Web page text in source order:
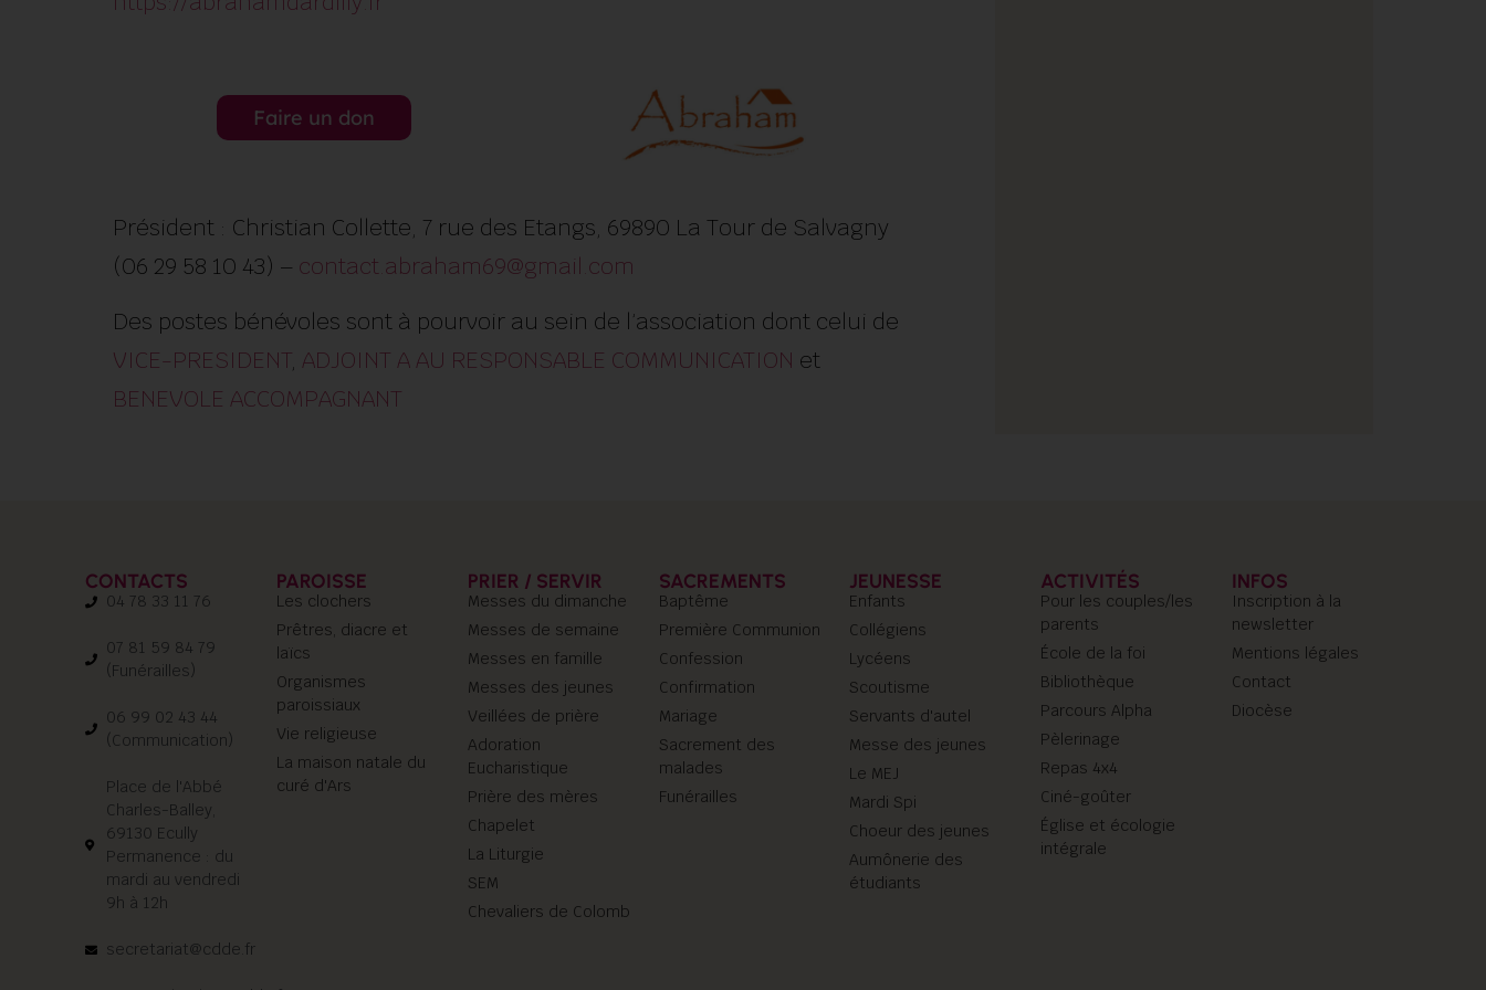
Faire un don
Président : Christian Collette, 7 rue des Etangs, 69890 La Tour de Salvagny
(06 29 58 10 43) – contact.abraham69@gmail.com
Des postes bénévoles sont à pourvoir au sein de l’association dont celui de
VICE-PRESIDENT, ADJOINT A AU RESPONSABLE COMMUNICATION et
BENEVOLE ACCOMPAGNANT
CONTACTS
04 78 33 11 76
07 81 59 84 79
(Funérailles)
06 99 02 43 44
(Communication)
Place de l'Abbé
Charles-Balley,
69130 Ecully
Permanence : du
mardi au vendredi
9h à 12h
secretariat@cdde.fr
PAROISSE
Les clochers
Prêtres, diacre et
laïcs
Organismes
paroissiaux
Vie religieuse
La maison natale du
curé d'Ars
PRIER / SERVIR
Messes du dimanche
Messes de semaine
Messes en famille
Messes des jeunes
Veillées de prière
Adoration
Eucharistique
Prière des mères
Chapelet
La Liturgie
SEM
Chevaliers de Colomb
SACREMENTS
Baptême
Première Communion
Confession
Confirmation
Mariage
Sacrement des
malades
Funérailles
JEUNESSE
Enfants
Collégiens
Lycéens
Scoutisme
Servants d'autel
Messe des jeunes
Le MEJ
Mardi Spi
Choeur des jeunes
Aumônerie des
étudiants
ACTIVITÉS
Pour les couples/les
parents
École de la foi
Bibliothèque
Parcours Alpha
Pèlerinage
Repas 4x4
Ciné-goûter
Église et écologie
intégrale
INFOS
Inscription à la
newsletter
Mentions légales
Contact
Diocèse